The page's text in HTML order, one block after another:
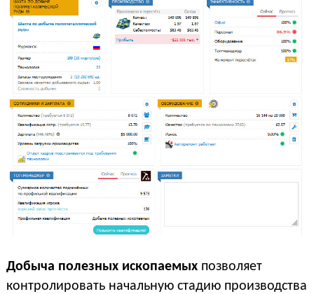
Добыча полезных ископаемыхпозволяет
контролировать начальную стадию производства